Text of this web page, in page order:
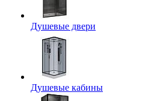
Душевые двери
Душевые кабины